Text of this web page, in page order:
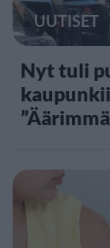
UUTISET
Nyt tuli